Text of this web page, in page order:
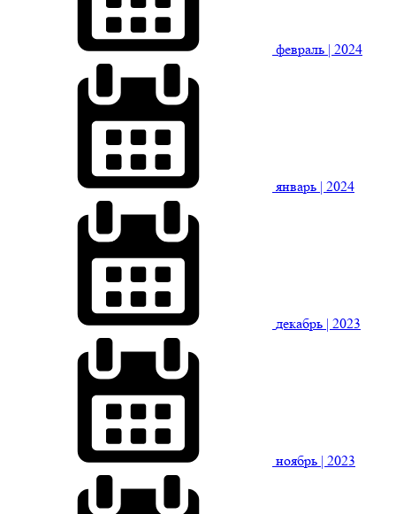
февраль | 2024
январь | 2024
декабрь | 2023
ноябрь | 2023